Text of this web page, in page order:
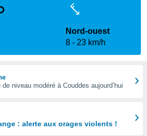
Nord-ouest
8
23 km/h
niveau modéré à Couddes aujourd’hui
: alerte aux orages violents !